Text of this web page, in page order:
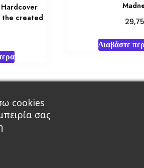
the created
Διαβάστε
Roleplaying Games
- A theme by Gradient
cookies
σας